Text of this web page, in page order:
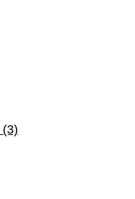
(3)